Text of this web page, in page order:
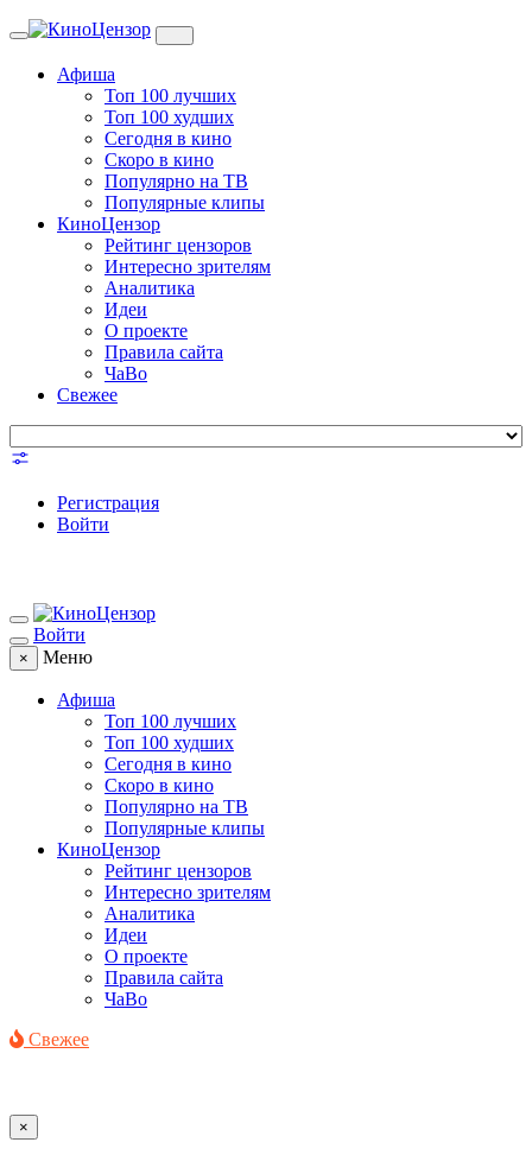
Toggle
Афиша
Топ 100 лучших
Топ 100 худших
Сегодня в кино
Скоро в кино
Популярно на ТВ
Популярные клипы
КиноЦензор
Рейтинг цензоров
Интересно зрителям
Аналитика
Идеи
О проекте
Правила сайта
ЧаВо
Свежее
Регистрация
Войти
Войти
× Меню
Афиша
Топ 100 лучших
Топ 100 худших
Сегодня в кино
Скоро в кино
Популярно на ТВ
Популярные клипы
КиноЦензор
Рейтинг цензоров
Интересно зрителям
Аналитика
Идеи
О проекте
Правила сайта
ЧаВо
Свежее
×